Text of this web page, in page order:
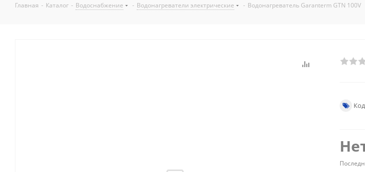
Главная - Каталог - Водоснабжение - Водонагреватели электрические - Водонагреватель Garanterm GTN 100V